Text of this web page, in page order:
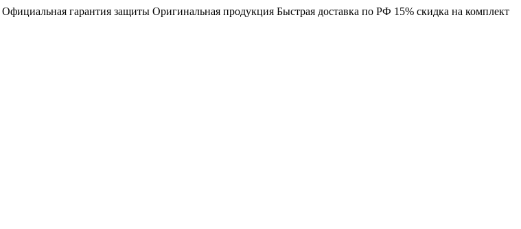
Официальная гарантия защиты Оригинальная продукция Быстрая доставка по РФ 15% скидка на комплект